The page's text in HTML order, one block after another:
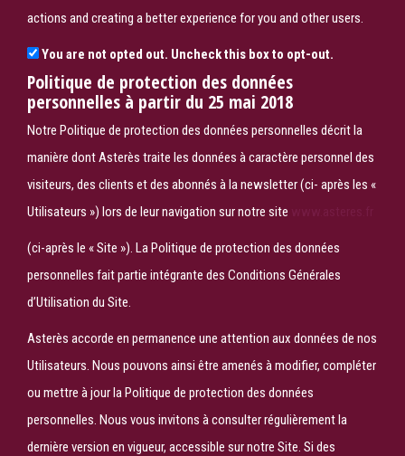
actions and creating a better experience for you and other users.
You are not opted out. Uncheck this box to opt-out.
Politique de protection des données
personnelles à partir du 25 mai 2018
Notre Politique de protection des données personnelles décrit la
manière dont Asterès traite les données à caractère personnel des
visiteurs, des clients et des abonnés à la newsletter (ci- après les «
Utilisateurs ») lors de leur navigation sur notre site
(ci-après le « Site »). La Politique de protection des données
personnelles fait partie intégrante des Conditions Générales
d’Utilisation du Site.
Asterès accorde en permanence une attention aux données de nos
Utilisateurs. Nous pouvons ainsi être amenés à modifier, compléter
ou mettre à jour la Politique de protection des données
personnelles. Nous vous invitons à consulter régulièrement la
dernière version en vigueur, accessible sur notre Site. Si des